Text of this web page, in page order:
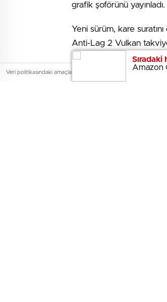
Sıradaki
Amazon
grafik şoförünü yayınladı.
Yeni sürüm, kare
Anti-Lag 2 Vulkan
vakit aşımı ve
Black Myth:
Sıradaki
Amazon
Veri politikasındaki amaçlarla sınırlı ve mevzuata uygun şekilde